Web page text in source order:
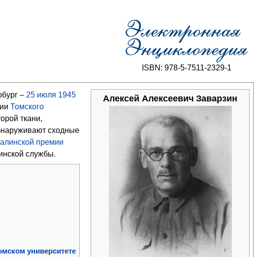
ISBN: 978-5-7511-2329-1
Алексей Алексеевич Заварзин
– 25 июля 1945
Томского
ткани,
сходные
премии
службы.
университете